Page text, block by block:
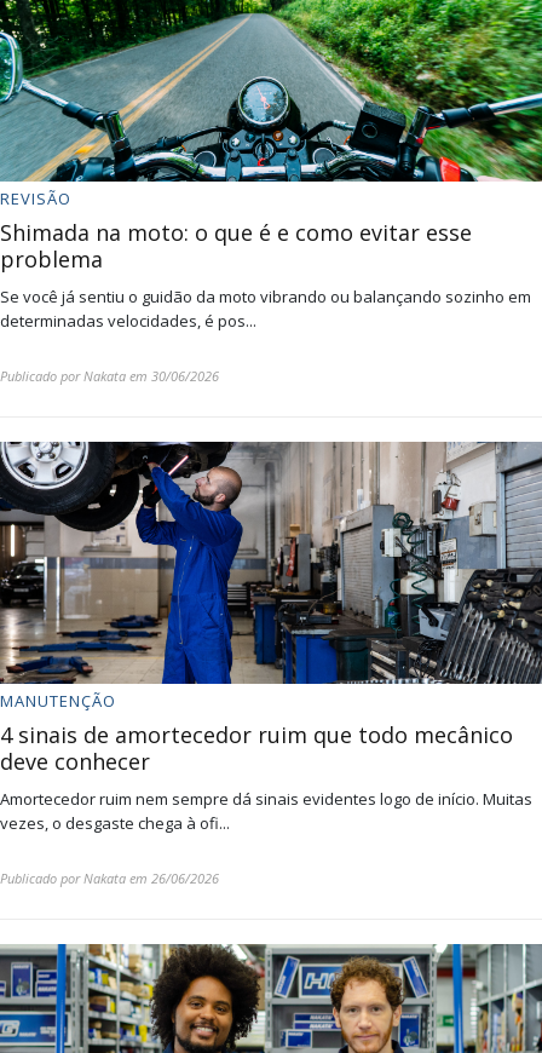
REVISÃO
Shimada na moto: o que é e como evitar esse
problema
Se você já sentiu o guidão da moto vibrando ou balançando sozinho em
determinadas velocidades, é pos...
Publicado porNakata em 30/06/2026
MANUTENÇÃO
4 sinais de amortecedor ruim que todo mecânico
deve conhecer
Amortecedor ruim nem sempre dá sinais evidentes logo de início. Muitas
vezes, o desgaste chega à ofi...
Publicado porNakata em 26/06/2026